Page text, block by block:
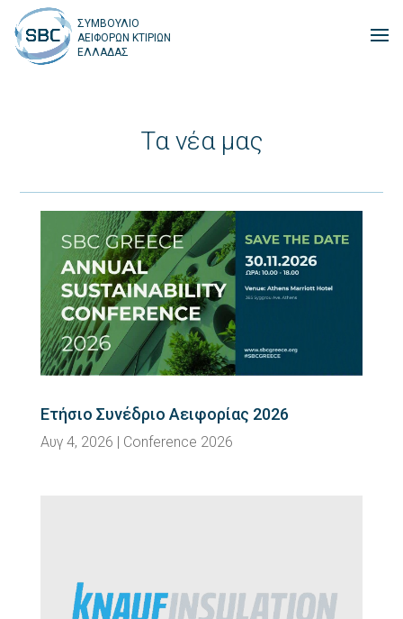
ΣΥΜΒΟΥΛΙΟ
ΑΕΙΦΟΡΩΝ ΚΤΙΡΙΩΝ
ΕΛΛΑΔΑΣ
Τα νέα μας
Ετήσιο Συνέδριο Αειφορίας 2026
Αυγ 4, 2026 | Conference 2026